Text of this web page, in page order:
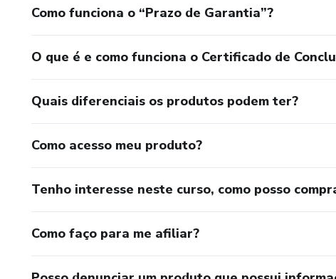
Como funciona o “Prazo de Garantia”?
O que é e como funciona o Certificado de
Quais diferenciais os produtos podem ter?
Como acesso meu produto?
Tenho interesse neste curso, como posso
Como faço para me afiliar?